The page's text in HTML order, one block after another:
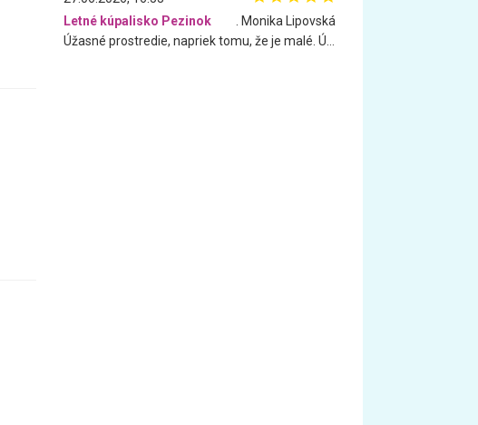
Letné kúpalisko Pezinok
. Monika Lipovská